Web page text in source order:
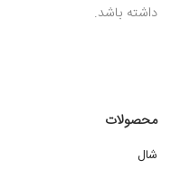
داشته باشد.
محصولات
شال